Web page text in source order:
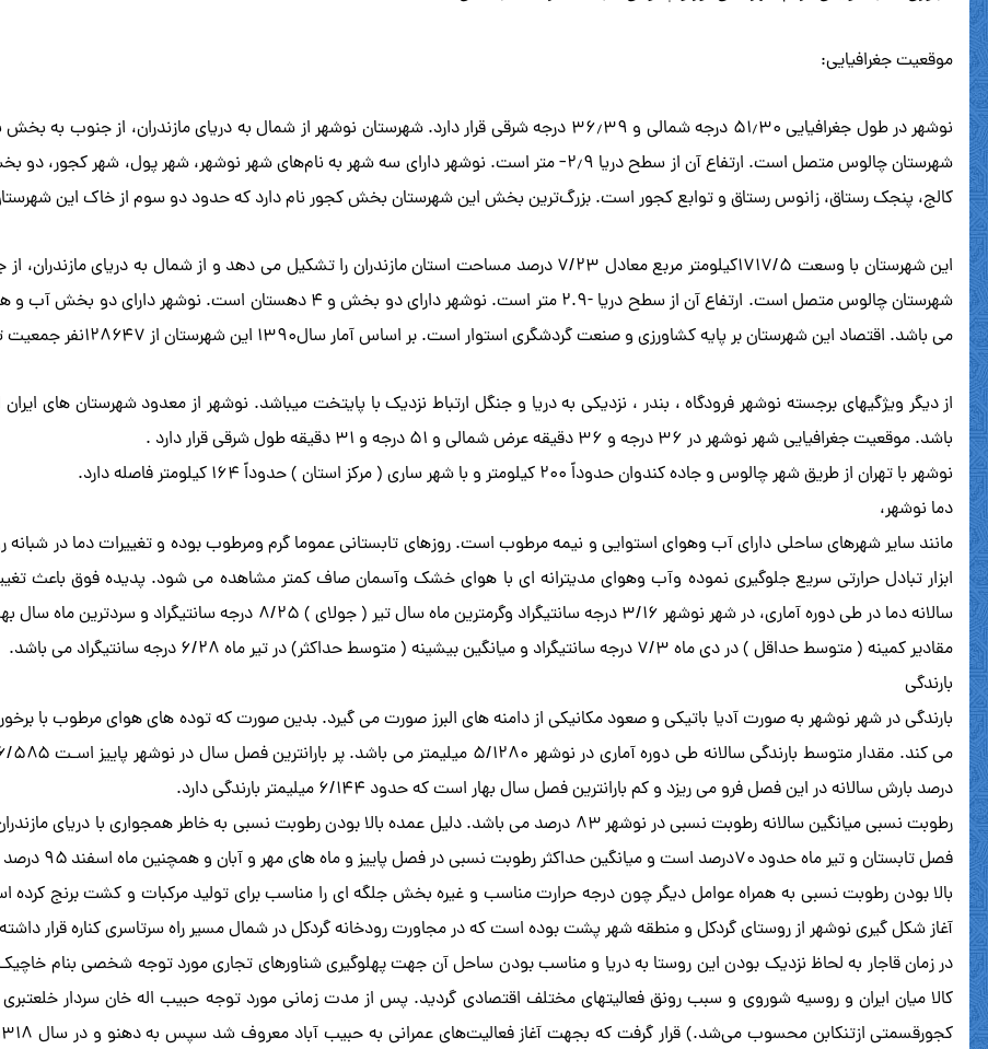
موقعیت جغرافیایی:
نوشهر در طول جغرافیایی ۵۱٫۳۰ درجه شمالی و ۳۶٫۳۹ درجه شرقی قرار دارد. شهرستان نوشهر از شمال به دریای
شهرستان چالوس متصل است. ارتفاع آن از سطح دریا ۲٫۹− متر است. نوشهر دارای سه شهر به نام‌های شهر نوشهر،
کالج، پنجک رستاق، زانوس رستاق و توابع کجور است. بزرگ‌ترین بخش این شهرستان بخش کجور نام دارد که حدود دو سوم از خاک این
این شهرستان با وسعت ۱۷۱۷/۵کیلومتر مربع معادل ۷/۲۳ درصد مساحت استان مازندران را تشکیل می دهد و از
شهرستان چالوس متصل است. ارتفاع آن از سطح دریا -۲.۹ متر است. نوشهر
می باشد. اقتصاد این شهرستان بر پایه کشاورزی و صنعت گردشگری استوار است. بر اساس آمار سال۱۳۹۰ این شهرستان از ۱۲۸۶۴۷نفر جمعیت تشکیل شده است.
از دیگر ویژگیهای برجسته نوشهر فرودگاه ، بندر ، نزدیکی به دریا و جنگل ارتباط نزدیک با پایتخت میباشد. نوشهر از معدود شهرستان های
باشد. موقعیت جغرافیایی شهر نوشهر در ۳۶ درجه و ۳۶ دقیقه عرض شمالی و ۵۱ درجه و ۳۱ دقیقه طول شرقی قرار دارد .
نوشهر با تهران از طریق شهر چالوس و جاده کندوان حدوداً ۲۰۰ کیلومتر و با شهر ساری ( مرکز استان ) حدوداً ۱۶۴ کیلومتر فاصله دارد.
دما نوشهر،
مانند سایر شهرهای ساحلی دارای آب وهوای استوایی و نیمه مرطوب است. روزهای تابستانی عموما گرم ومرطوب بوده و تغییرات دما در
ابزار تبادل حرارتی سریع جلوگیری نموده وآب وهوای مدیترانه ای با هوای خشک وآسمان صاف کمتر مشاهده می شود. پدیده فوق باعث
مقادیر کمینه ( متوسط حداقل ) در دی ماه ۷/۳ درجه سانتیگراد و میانگین بیشینه ( متوسط حداکثر) در تیر ماه ۶/۲۸ درجه سانتیگراد می باشد.
بارندگی
بارندگی در شهر نوشهر به صورت آدیا باتیکی و صعود مکانیکی از دامنه های البرز صورت می گیرد. بدین صورت که توده های هوای مرطوب با
درصد بارش سالانه در این فصل فرو می ریزد و کم بارانترین فصل سال بهار است که حدود ۶/۱۴۴ میلیمتر بارندگی دارد.
رطوبت نسبی میانگین سالانه رطوبت نسبی در نوشهر ۸۳ درصد می باشد. دلیل عمده بالا بودن رطوبت نسبی به خاطر
فصل تابستان و تیر ماه حدود ۷۰درصد است و میانگین حداکثر رطوبت نسبی در فصل پاییز و ماه های مهر و آبان و همچنین ماه اسفند ۹۵ درصد است.
بالا بودن رطوبت نسبی به همراه عوامل دیگر چون درجه حرارت مناسب و غیره بخش جلگه ای را مناسب برای تولید مرکبات و کشت برنج
آغاز شکل گیری نوشهر از روستای گردکل و منطقه شهر پشت بوده است که در مجاورت رودخانه گردکل در شمال مسیر راه سرتاسری کناره قرار
در زمان قاجار به لحاظ نزدیک بودن این روستا به دریا و مناسب بودن ساحل آن جهت پهلوگیری شناورهای تجاری مورد توجه شخصی بنام
کالا میان ایران و روسیه شوروی و سبب رونق فعالیتهای مختلف اقتصادی گردید. پس از مدت زمانی مورد توجه حبیب اله خان سردار خلعتبری